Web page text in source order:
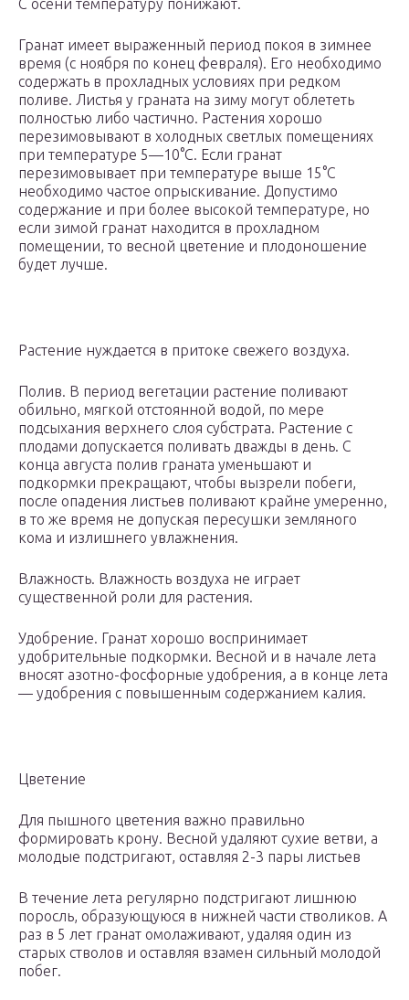
С осени температуру понижают.
Гранат имеет выраженный период покоя в зимнее
время (с ноября по конец февраля). Его необходимо
содержать в прохладных условиях при редком
поливе. Листья у граната на зиму могут облететь
полностью либо частично. Растения хорошо
перезимовывают в холодных светлых помещениях
при температуре 5—10°C. Если гранат
перезимовывает при температуре выше 15°C
необходимо частое опрыскивание. Допустимо
содержание и при более высокой температуре, но
если зимой гранат находится в прохладном
помещении, то весной цветение и плодоношение
будет лучше.
Растение нуждается в притоке свежего воздуха.
Полив. В период вегетации растение поливают
обильно, мягкой отстоянной водой, по мере
подсыхания верхнего слоя субстрата. Растение с
плодами допускается поливать дважды в день. С
конца августа полив граната уменьшают и
подкормки прекращают, чтобы вызрели побеги,
после опадения листьев поливают крайне умеренно,
в то же время не допуская пересушки земляного
кома и излишнего увлажнения.
Влажность. Влажность воздуха не играет
существенной роли для растения.
Удобрение. Гранат хорошо воспринимает
удобрительные подкормки. Весной и в начале лета
вносят азотно-фосфорные удобрения, а в конце лета
— удобрения с повышенным содержанием калия.
Цветение
Для пышного цветения важно правильно
формировать крону. Весной удаляют сухие ветви, а
молодые подстригают, оставляя 2-3 пары листьев
В течение лета регулярно подстригают лишнюю
поросль, образующуюся в нижней части стволиков. А
раз в 5 лет гранат омолаживают, удаляя один из
старых стволов и оставляя взамен сильный молодой
побег.